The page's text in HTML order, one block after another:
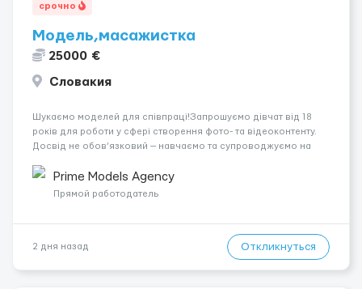
срочно
Модель,масажистка
25000 €
Словакия
Шукаємо моделей для співпраці!Запрошуємо дівчат від 18
років для роботи у сфері створення фото- та відеоконтенту.
Досвід не обов’язковий — навчаємо та супроводжуємо на
конфіденційність і професійну підтримку. Працюємо офіційно,
поважаємо особ...
Prime Models Agency
Прямой работодатель
2 дня назад Откликнуться